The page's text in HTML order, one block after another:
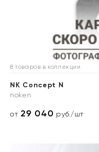
8 товаров в коллекции
NK Concept N
noken
от 29 040 руб./шт